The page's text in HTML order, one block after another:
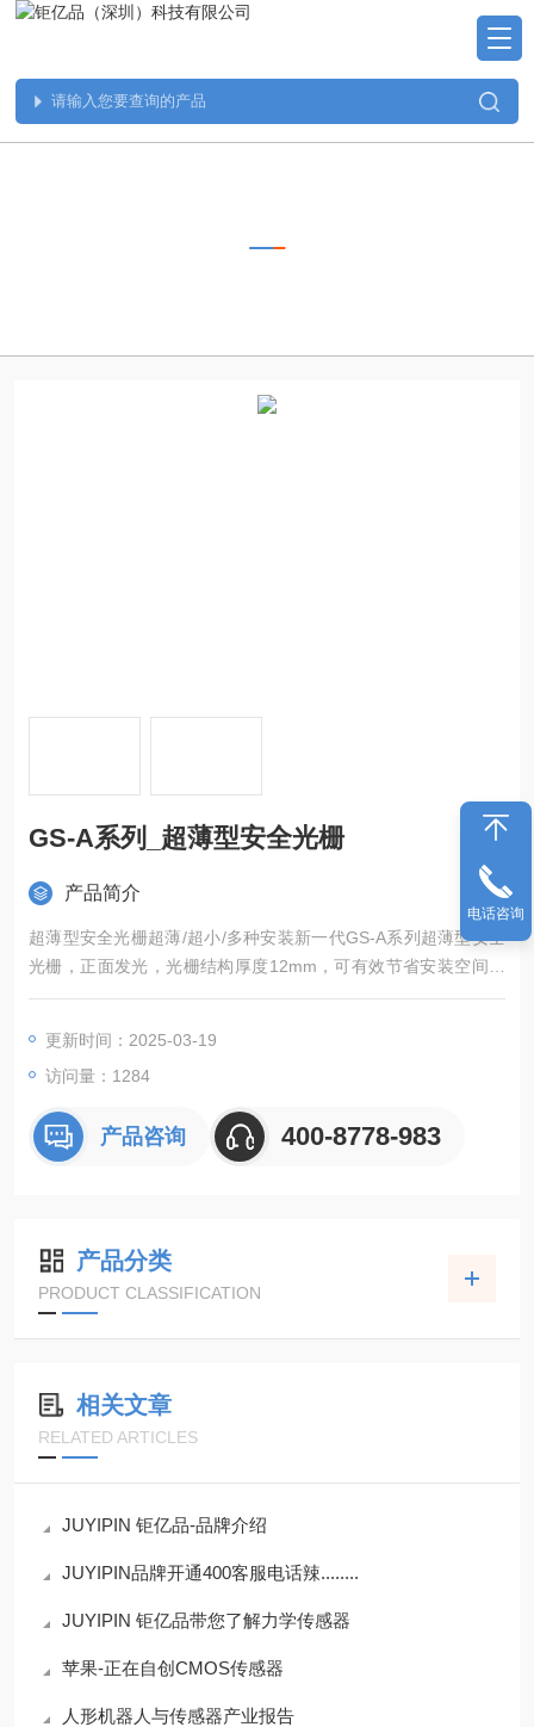
GS-A系列_超薄型安全光栅
产品简介
超薄型安全光栅超薄/超小/多种安装新一代GS-A系列超薄型安全
光栅，正面发光，光栅结构厚度12mm，可有效节省安装空间。
此系列产品对光容易，抗光、电磁干扰能力强，低功耗设计，响
度只有10m m,后续推出上市）
更新时间：2025-03-19
访问量：1284
产品咨询 400-8778-983
产品分类
PRODUCT CLASSIFICATION
相关文章
RELATED ARTICLES
JUYIPIN 钜亿品-品牌介绍
JUYIPIN品牌开通400客服电话辣........
JUYIPIN 钜亿品带您了解力学传感器
苹果-正在自创CMOS传感器
人形机器人与传感器产业报告
电话咨询